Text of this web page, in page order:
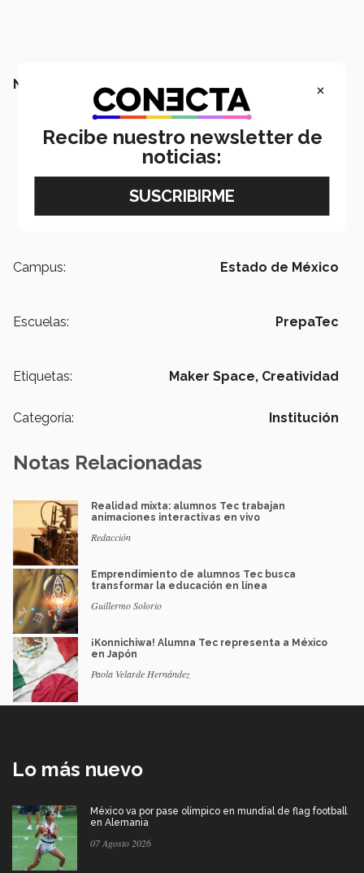
NO TE VAYAS SIN LEER:
Campus: Estado de México
Escuelas: PrepaTec
Etiquetas: Maker Space, Creatividad
Categoría: Institución
Notas Relacionadas
Realidad mixta: alumnos Tec trabajan
animaciones interactivas en vivo
Redacción
Emprendimiento de alumnos Tec busca
transformar la educación en línea
Guillermo Solorio
¡Konnichiwa! Alumna Tec representa a México
en Japón
Paola Velarde Hernández
Lo más nuevo
México va por pase olímpico en mundial de flag football
en Alemania
07 Agosto 2026
×
Recibe nuestro newsletter de
noticias: